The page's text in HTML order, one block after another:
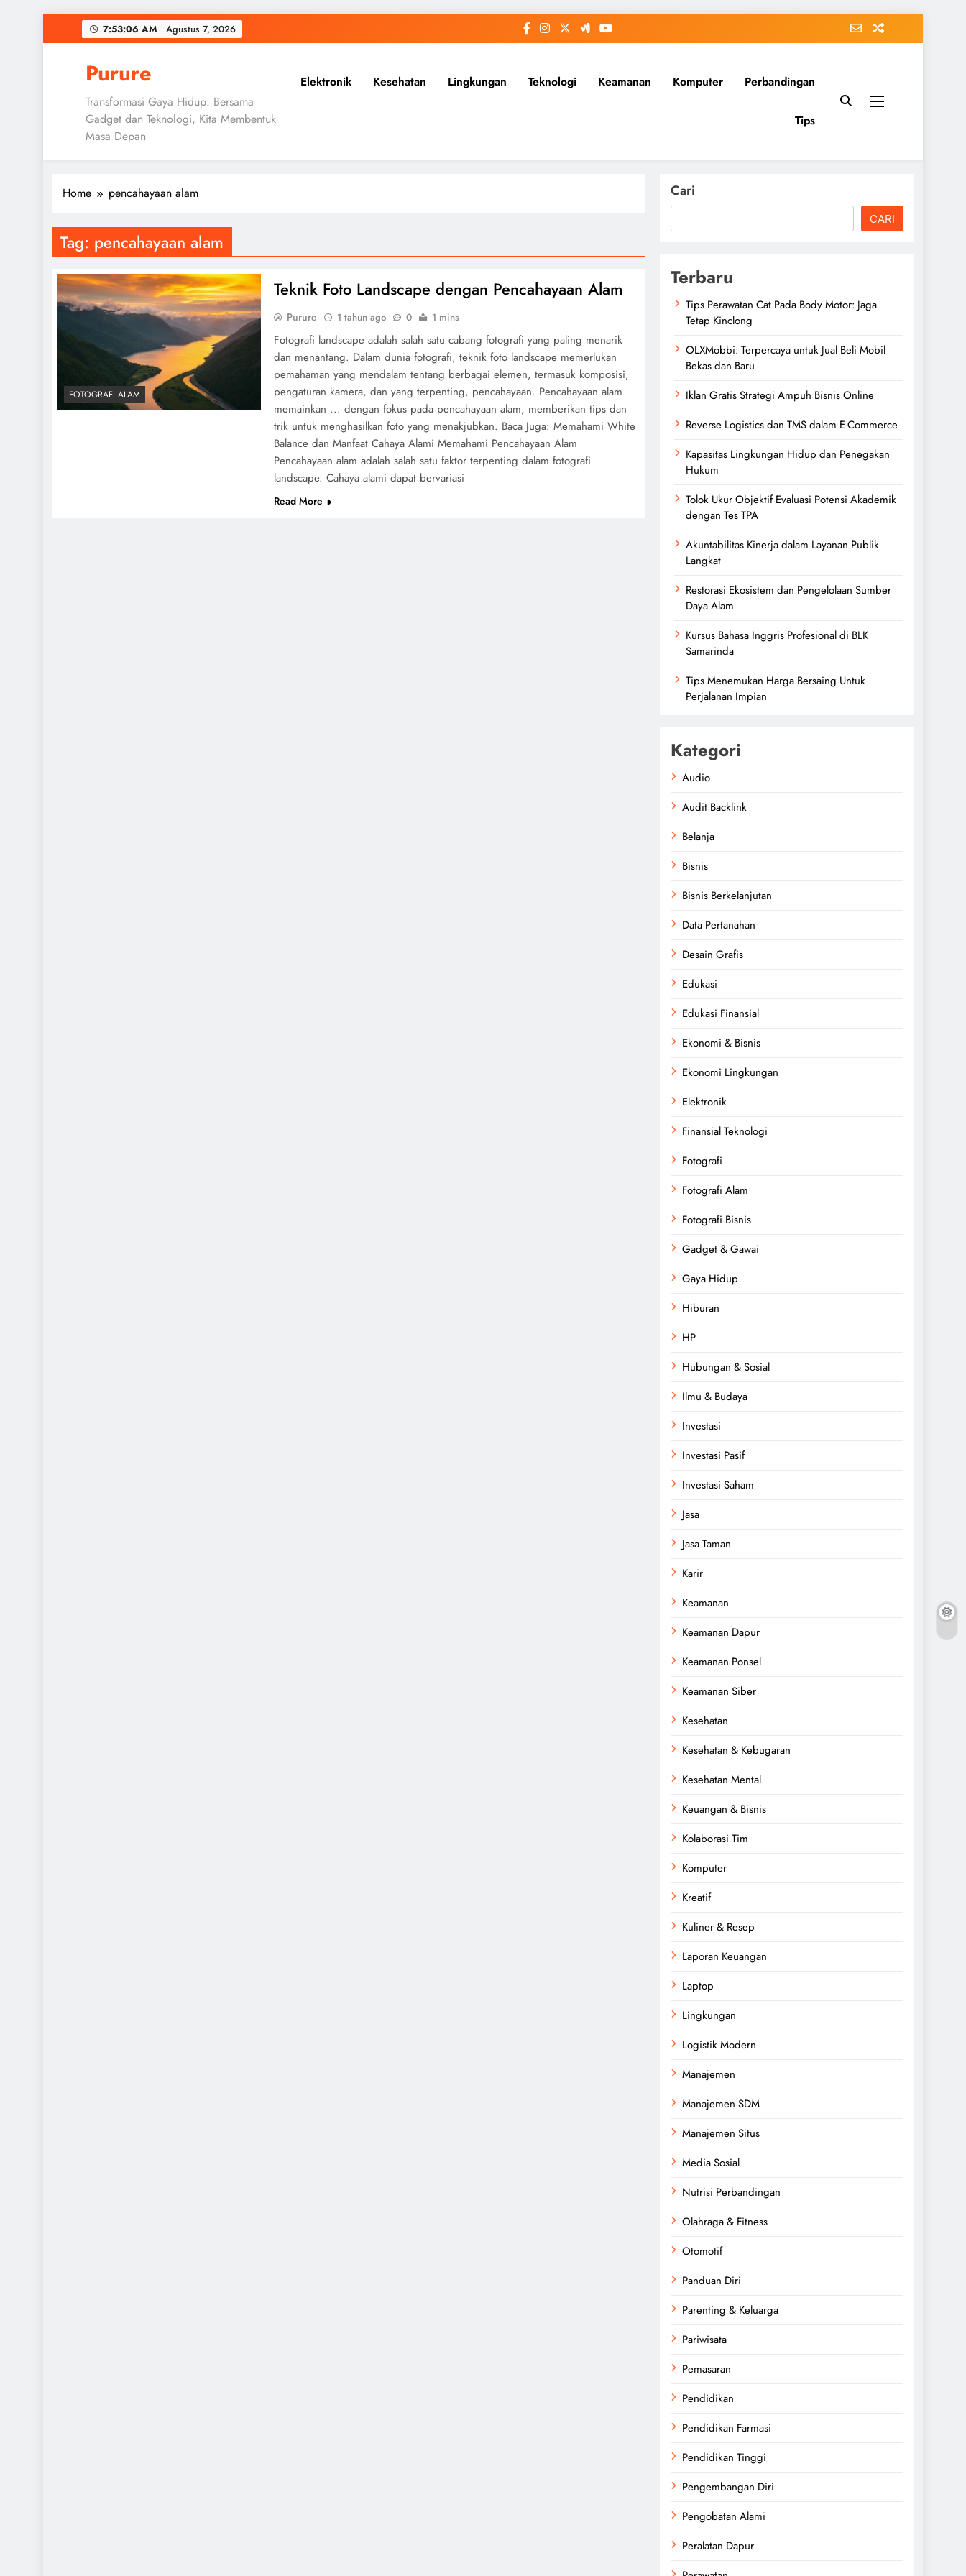
to
7:53:07 AM Agustus 7, 2026
Purure
Transformasi Gaya Hidup: Bersama
Gadget dan Teknologi, Kita Membentuk
Masa Depan
Elektronik Kesehatan Lingkungan Teknologi Keamanan Komputer Perbandingan
Tips
Home pencahayaan alam
Tag: pencahayaan alam
FOTOGRAFI ALAM
Teknik Foto Landscape dengan Pencahayaan Alam
Purure 1 tahun ago 0 1 mins
Fotografi landscape adalah salah satu cabang fotografi yang paling menarik
dan menantang. Dalam dunia fotografi, teknik foto landscape memerlukan
pemahaman yang mendalam tentang berbagai elemen, termasuk komposisi,
pengaturan kamera, dan yang terpenting, pencahayaan. Pencahayaan alam
memainkan ... dengan fokus pada pencahayaan alam, memberikan tips dan
trik untuk menghasilkan foto yang menakjubkan. Baca Juga: Memahami White
Balance dan Manfaat Cahaya Alami Memahami Pencahayaan Alam
Pencahayaan alam adalah salah satu faktor terpenting dalam fotografi
landscape. Cahaya alami dapat bervariasi
Read More
Cari
CARI
Terbaru
Tips Perawatan Cat Pada Body Motor: Jaga
Tetap Kinclong
OLXMobbi: Terpercaya untuk Jual Beli Mobil
Bekas dan Baru
Iklan Gratis Strategi Ampuh Bisnis Online
Reverse Logistics dan TMS dalam E-Commerce
Kapasitas Lingkungan Hidup dan Penegakan
Hukum
Tolok Ukur Objektif Evaluasi Potensi Akademik
dengan Tes TPA
Akuntabilitas Kinerja dalam Layanan Publik
Langkat
Restorasi Ekosistem dan Pengelolaan Sumber
Daya Alam
Kursus Bahasa Inggris Profesional di BLK
Samarinda
Tips Menemukan Harga Bersaing Untuk
Perjalanan Impian
Kategori
Audio
Audit Backlink
Belanja
Bisnis
Bisnis Berkelanjutan
Data Pertanahan
Desain Grafis
Edukasi
Edukasi Finansial
Ekonomi & Bisnis
Ekonomi Lingkungan
Elektronik
Finansial Teknologi
Fotografi
Fotografi Alam
Fotografi Bisnis
Gadget & Gawai
Gaya Hidup
Hiburan
HP
Hubungan & Sosial
Ilmu & Budaya
Investasi
Investasi Pasif
Investasi Saham
Jasa
Jasa Taman
Karir
Keamanan
Keamanan Dapur
Keamanan Ponsel
Keamanan Siber
Kesehatan
Kesehatan & Kebugaran
Kesehatan Mental
Keuangan & Bisnis
Kolaborasi Tim
Komputer
Kreatif
Kuliner & Resep
Laporan Keuangan
Laptop
Lingkungan
Logistik Modern
Manajemen
Manajemen SDM
Manajemen Situs
Media Sosial
Nutrisi Perbandingan
Olahraga & Fitness
Otomotif
Panduan Diri
Parenting & Keluarga
Pariwisata
Pemasaran
Pendidikan
Pendidikan Farmasi
Pendidikan Tinggi
Pengembangan Diri
Pengobatan Alami
Peralatan Dapur